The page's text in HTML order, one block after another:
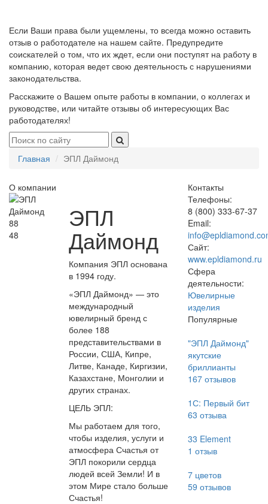
Если Ваши права были ущемлены, то всегда можно оставить
отзыв о работодателе на нашем сайте. Предупредите
соискателей о том, что их ждет, если они поступят на работу в
компанию, которая ведет свою деятельность с нарушениями
законодательства.
Расскажите о Вашем опыте работы в компании, о коллегах и
руководстве, или читайте отзывы об интересующих Вас
работодателях!
Главная ЭПЛ Даймонд
О компании
88
48
ЭПЛ
Даймонд
Компания ЭПЛ основана
в 1994 году.
«ЭПЛ Даймонд» — это
международный
ювелирный бренд с
более 188
представительствами в
России, США, Кипре,
Литве, Канаде, Киргизии,
Казахстане, Монголии и
других странах.
ЦЕЛЬ ЭПЛ:
Мы работаем для того,
чтобы изделия, услуги и
атмосфера Счастья от
ЭПЛ покорили сердца
людей всей Земли! И в
этом Мире стало больше
Счастья!
Контакты
Телефоны:
8 (800) 333-67-37
Email:
Сайт:
www.epldiamond.ru
Сфера
деятельности:
Ювелирные
изделия
Популярные
"ЭПЛ Даймонд"
якутские
бриллианты
167отзывов
1С: Первый бит
63 отзыва
33 Element
1 отзыв
7 цветов
59 отзывов